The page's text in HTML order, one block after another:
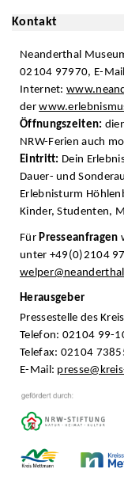
Kontakt
Neanderthal
02104 97970, E-
Internet:
der
Öffnungszeiten:
NRW-Ferien auch
Eintritt: Dein
Dauer- und
Erlebnisturm
Kinder, Studenten,
FürPresseanfragen
unter +49(0)2104
Herausgeber
Pressestelle des
Telefon: 02104 99-
Telefax: 02104
E-Mail: